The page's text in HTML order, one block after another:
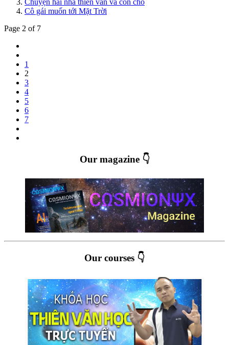
Chuyện hai nhà thiên văn và con chó
Cô gái muốn tới Mặt Trời
Page 2 of 7
1
2
3
4
5
6
7
Our magazine 👇
Our courses 👇